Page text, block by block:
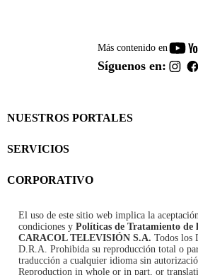
Más contenido en
Síguenos en:
NUESTROS PORTALES
SERVICIOS
CORPORATIVO
El uso de este sitio web implica la
condiciones y Políticas de Tratamiento de
CARACOL TELEVISIÓN S.A. Todos los
D.R.A. Prohibida su reproducción total o
traducción a cualquier idioma sin
Reproduction in whole or in part, or